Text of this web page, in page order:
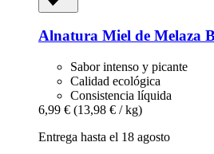
Alnatura Miel de Melaza
Sabor intenso y picante
Calidad ecológica
Consistencia líquida
6,99 € (13,98 € / kg)
Entrega hasta el 18 agosto